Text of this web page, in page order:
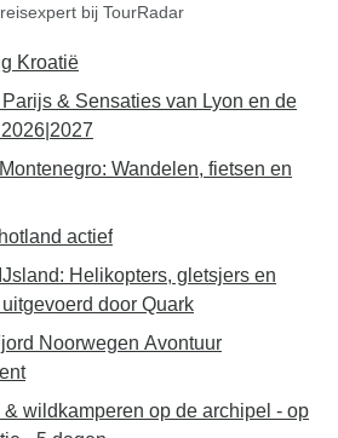
bij TourRadar
Kroatië
& Sensaties van Lyon en de
Wandelen, fietsen en
actief
Helikopters, gletsjers en
door Quark
Noorwegen Avontuur
& wildkamperen op de archipel - op